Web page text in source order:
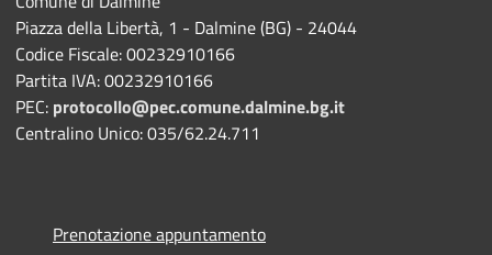
Piazza della Libertà, 1 - Dalmine (BG) - 24044
Codice Fiscale: 00232910166
Partita IVA: 00232910166
PEC: protocollo@pec.comune.dalmine.bg.it
Centralino Unico: 035/62.24.711
Prenotazione appuntamento